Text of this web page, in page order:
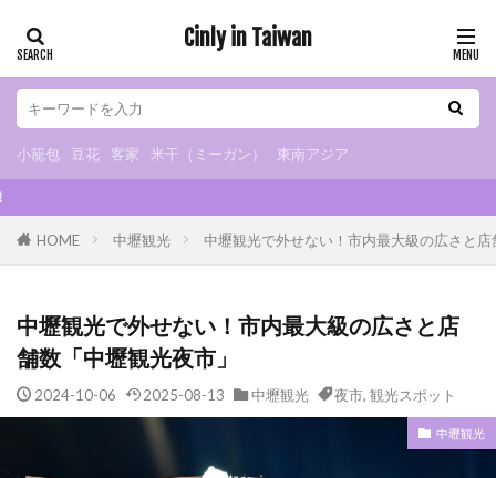
Cinly in Taiwan
小籠包 豆花 客家 米干（ミーガン） 東南アジア
HOME 中壢観光 中壢観光で外せない！市内最大級の広さと
中壢観光で外せない！市内最大級の広さと店
舗数「中壢観光夜市」
2024-10-06 2025-08-13 中壢観光 夜市, 観光スポット
中壢観光
カテゴリー
タグ
カフェ
夜市 マッサージ
豆花
観光スポット
観光工場
異国料理
ベトナム料理
タイ料理
ドリンクスタンド
お土産